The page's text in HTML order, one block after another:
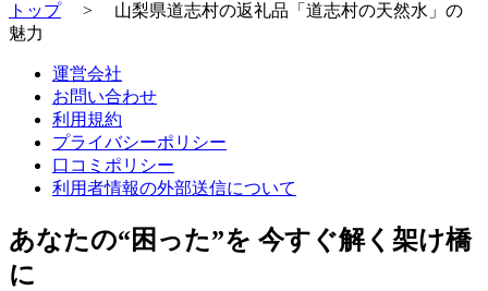
トップ> 山梨県道志村の返礼品「道志村の天然水」の
魅力
運営会社
お問い合わせ
利用規約
プライバシーポリシー
口コミポリシー
利用者情報の外部送信について
あなたの“困った”を 今すぐ解く架け橋
に